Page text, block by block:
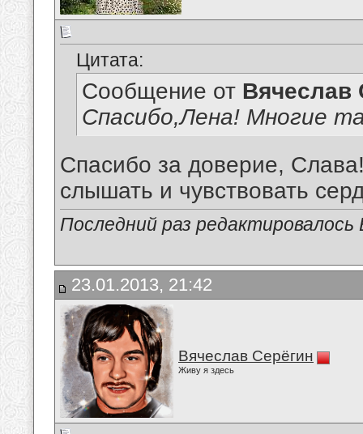
Цитата:
Сообщение от Вячеслав
Спасибо,Лена! Многие
Спасибо за доверие,
слышать и чувствовать
Последний раз
23.01.2013, 21:42
Вячеслав Серёгин
Живу я здесь